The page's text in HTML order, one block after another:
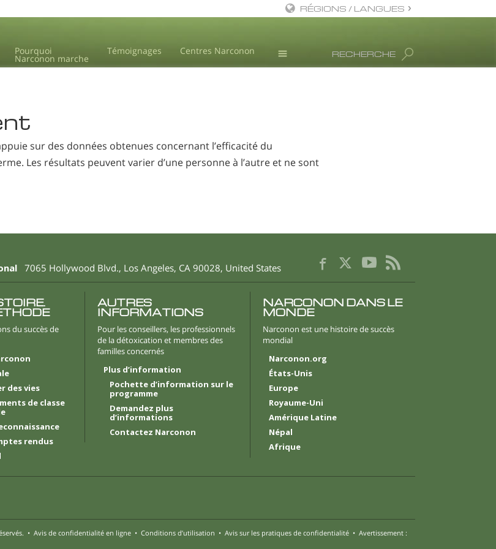
Pourquoi
Narconon marche
Témoignages Centres Narconon RECHERCHE
RÉGIONS / LANGUES
Hébreu
Japonais
Macédonien
Norvégien
Suédois
Arabe
Croate
Toutes régions/langues
sur des données obtenues concernant l’efficacité du
Les résultats peuvent varier d’une personne à l’autre et ne sont
7065 Hollywood Blvd., Los Angeles, CA 90028, United States
du succès de
des vies
de classe
rendus
AUTRES
INFORMATIONS
Pour les conseillers, les professionnels
de la détoxication et membres des
familles concernés
Plus d’information
Pochette d’information sur le
programme
Demandez plus
d’informations
Contactez Narconon
NARCONON DANS LE
MONDE
Narconon est une histoire de succès
mondial
Narconon.org
États-Unis
Europe
Royaume-Uni
Amérique Latine
Népal
Afrique
• Avis de confidentialité en ligne • Conditions d’utilisation • Avis sur les pratiques de confidentialité • Avertissement :